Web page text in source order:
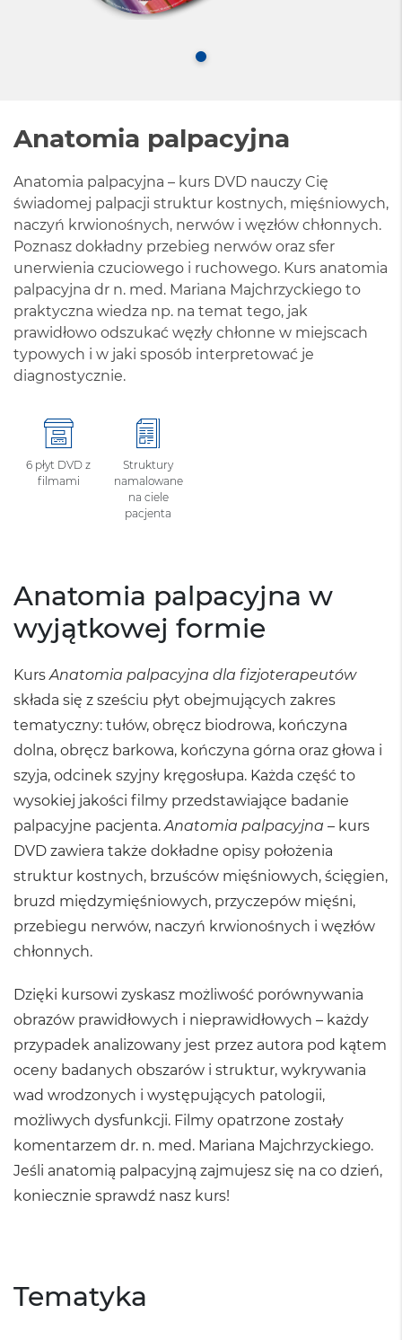
Anatomia palpacyjna
Anatomia palpacyjna – kurs DVD nauczy Cię
świadomej palpacji struktur kostnych, mięśniowych,
naczyń krwionośnych, nerwów i węzłów chłonnych.
Poznasz dokładny przebieg nerwów oraz sfer
unerwienia czuciowego i ruchowego. Kurs anatomia
palpacyjna dr n. med. Mariana Majchrzyckiego to
praktyczna wiedza np. na temat tego, jak
prawidłowo odszukać węzły chłonne w miejscach
typowych i w jaki sposób interpretować je
diagnostycznie.
6 płyt DVD z
filmami
Struktury
namalowane
na ciele
pacjenta
Anatomia palpacyjna w
wyjątkowej formie
KursAnatomia palpacyjna dla fizjoterapeutów
składa się z sześciu płyt obejmujących zakres
tematyczny: tułów, obręcz biodrowa, kończyna
dolna, obręcz barkowa, kończyna górna oraz głowa i
szyja, odcinek szyjny kręgosłupa. Każda część to
wysokiej jakości filmy przedstawiające badanie
palpacyjne pacjenta.Anatomia palpacyjna – kurs
DVD zawiera także dokładne opisy położenia
struktur kostnych, brzuśców mięśniowych, ścięgien,
bruzd międzymięśniowych, przyczepów mięśni,
przebiegu nerwów, naczyń krwionośnych i węzłów
chłonnych.
Dzięki kursowi zyskasz możliwość porównywania
obrazów prawidłowych i nieprawidłowych – każdy
przypadek analizowany jest przez autora pod kątem
oceny badanych obszarów i struktur, wykrywania
wad wrodzonych i występujących patologii,
możliwych dysfunkcji. Filmy opatrzone zostały
komentarzem dr. n. med. Mariana Majchrzyckiego.
Jeśli anatomią palpacyjną zajmujesz się na co dzień,
koniecznie sprawdź nasz kurs!
Tematyka